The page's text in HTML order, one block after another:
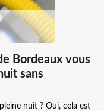
Bordeaux vous
sans
nuit ? Oui, cela est